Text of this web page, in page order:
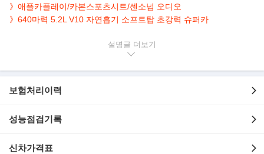
》애플카플레이/카본스포츠시트/센소넘 오디오
》640마력 5.2L V10 자연흡기 소프트탑 초강력 슈퍼카
- 정식출고/무사고/금융리스/현금전환가능
- 스타일패키지(374만원)/리어범퍼하이그로시(459만원)/카본스포
- 애플카플레이(459만원)/센소넘오디오(476만원)/엠비언트라이트
- 컵홀더패키지(102만원)/헤드크레스트(127만원)/20인치에이시르
설명글
보험처리이력
성능점검기록
신차가격표